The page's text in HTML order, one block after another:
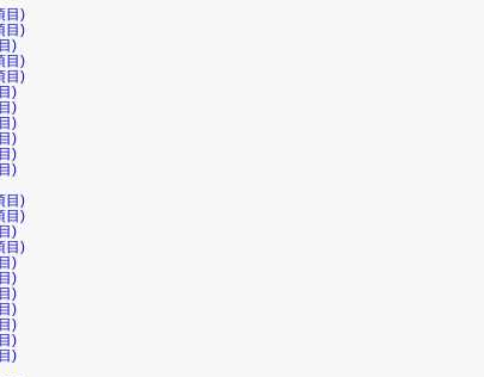
目)
目)
)
目)
目)
)
)
)
)
)
)
目)
目)
)
目)
)
)
)
)
)
)
)